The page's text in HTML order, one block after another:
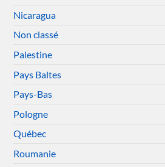
Nicaragua
Non classé
Palestine
Pays Baltes
Pays-Bas
Pologne
Québec
Roumanie